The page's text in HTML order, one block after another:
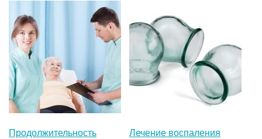
Продолжительность
Лечение воспаления